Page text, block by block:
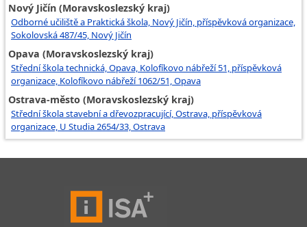
Nový Jičín (Moravskoslezský kraj)
Odborné učiliště a Praktická škola, Nový Jičín, příspěvková organizace,
Sokolovská 487/45, Nový Jičín
Opava (Moravskoslezský kraj)
Střední škola technická, Opava, Kolofíkovo nábřeží 51, příspěvková
organizace, Kolofíkovo nábřeží 1062/51, Opava
Ostrava-město (Moravskoslezský kraj)
Střední škola stavební a dřevozpracující, Ostrava, příspěvková
organizace, U Studia 2654/33, Ostrava